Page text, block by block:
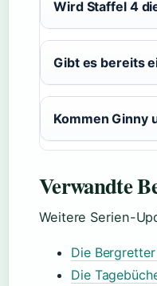
Wird Staffel 4
Gibt es bereits
Kommen Ginny
Verwandte
Weitere Serien-
Die
Die